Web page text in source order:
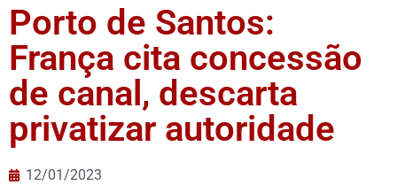
Porto de Santos:
França cita concessão
de canal, descarta
privatizar autoridade
12/01/2023